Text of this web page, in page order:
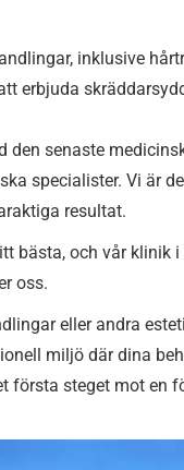
inklusive
erbjuda
senaste
specialister. Vi är
resultat.
bästa, och vår klinik
oss.
eller andra
miljö där dina
första steget mot en